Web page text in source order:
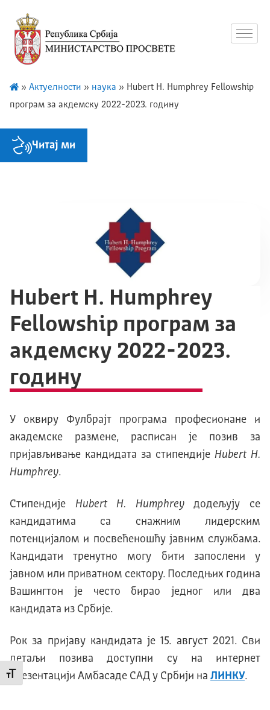
Промени величину слова
» Актуелности » наука » Hubert H. Humphrey Fellowship
програм за акдемску 2022-2023. годину
Читај ми
Hubert H. Humphrey
Fellowship програм за
акдемску 2022-2023.
годину
У оквиру Фулбрајт програма професионане и
академске размене, расписан је позив за
пријављивање кандидата за стипендијe Hubert H.
Humphrey.
Стипендије Hubert H. Humphreyдодељују се
кандидатима са снажним лидерским
потенцијалом и посвећеношћу јавним службама.
Кандидати тренутно могу бити запослени у
јавном или приватном сектору. Последњих година
Вашингтон је често бирао једног или два
кандидата из Србије.
Рок за пријаву кандидата је 15. август 2021. Сви
детаљи позива доступни су на интернет
презентацији Амбасаде САД у Србији на ЛИНКУ.